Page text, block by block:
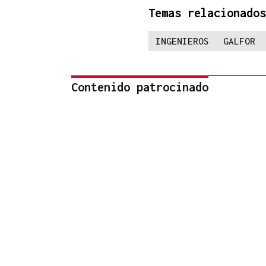
Temas relacionados
INGENIEROS GALFOR
Contenido patrocinado